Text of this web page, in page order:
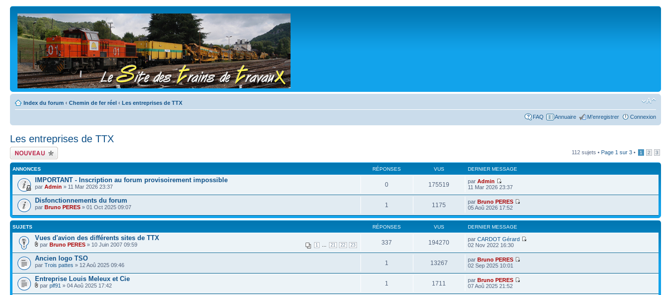
Index du forum ‹ Chemin de fer réel ‹ Les entreprises de TTX
FAQ Annuaire M’enregistrer Connexion
Les entreprises de TTX
Écrire un nouveau
sujet
112 sujets • Page 1 sur 3 • 1 2 3
ANNONCES RÉPONSES VUS DERNIER MESSAGE
IMPORTANT - Inscription au forum provisoirement impossible
par Admin » 11 Mar 2026 23:37 0 175519 parAdmin
11 Mar 2026 23:37
Disfonctionnements du forum
par Bruno PERES » 01 Oct 2025 09:07 1 1175 parBruno PERES
05 Aoû 2026 17:52
SUJETS RÉPONSES VUS DERNIER MESSAGE
Vues d'avion des différents sites de TTX
1 21 22 23
par Bruno PERES » 10 Juin 2007 09:59 337 194270 parCARDOT Gérard
02 Nov 2022 16:30
Ancien logo TSO
par Trois pattes » 12 Aoû 2025 09:46 1 13267 parBruno PERES
02 Sep 2025 10:01
Entreprise Louis Meleux et Cie
par plf91 » 04 Aoû 2025 17:42 1 1711 parBruno PERES
07 Aoû 2025 21:52